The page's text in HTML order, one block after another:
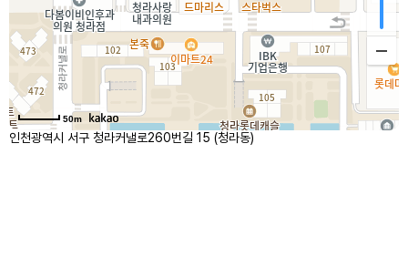
50m
인천광역시 서구 청라커낼로260번길 15 (청라동)